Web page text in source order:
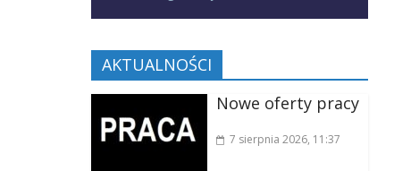
AKTUALNOŚCI
Nowe oferty pracy
7 sierpnia 2026, 11:37